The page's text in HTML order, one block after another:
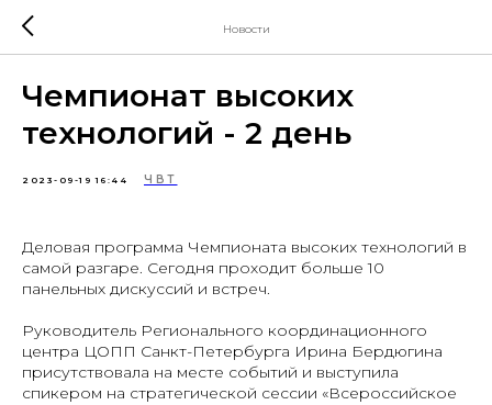
Новости
Чемпионат высоких
технологий - 2 день
2023-09-19 16:44 ЧВТ
Деловая программа Чемпионата высоких технологий в
самой разгаре. Сегодня проходит больше 10
панельных дискуссий и встреч.
Руководитель Регионального координационного
центра ЦОПП Санкт-Петербурга Ирина Бердюгина
присутствовала на месте событий и выступила
спикером на стратегической сессии «Всероссийское